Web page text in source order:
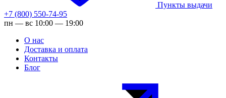
Пункты выдачи
+7 (800) 550-74-95
пн — вс 10:00 — 19:00
О нас
Доставка и оплата
Контакты
Блог